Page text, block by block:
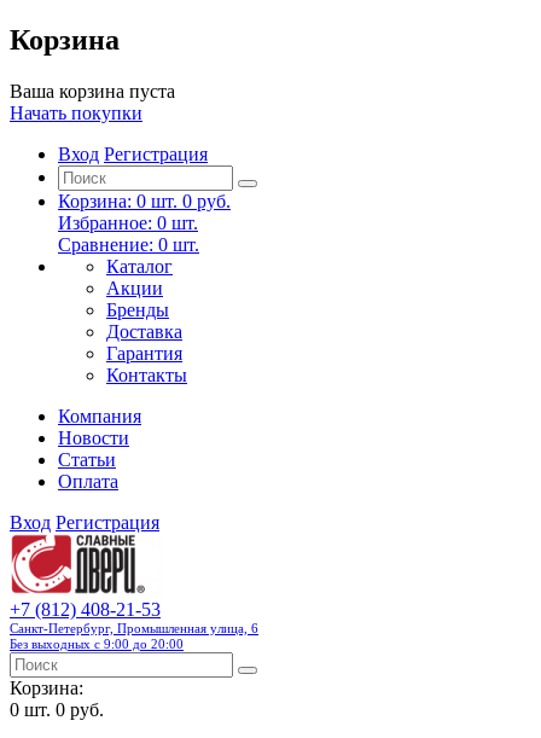
Корзина
Ваша корзина пуста
Начать покупки
Вход Регистрация
Корзина: 0 шт. 0 руб.
Избранное: 0 шт.
Сравнение: 0 шт.
Каталог
Акции
Бренды
Доставка
Гарантия
Контакты
Компания
Новости
Статьи
Оплата
Вход Регистрация
+7 (812) 408-21-53
Санкт-Петербург, Промышленная улица, 6
Без выходных с 9:00 до 20:00
Корзина:
0 шт. 0 руб.